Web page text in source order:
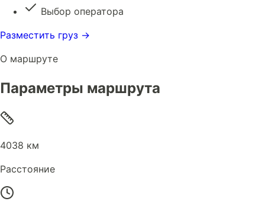
Выбор оператора
Разместить груз →
О маршруте
Параметры маршрута
4038 км
Расстояние